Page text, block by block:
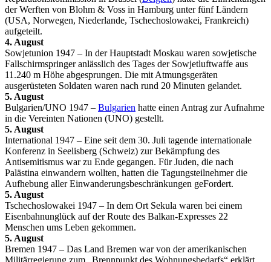
der Werften von Blohm & Voss in Hamburg unter fünf Ländern
(USA, Norwegen, Niederlande, Tschechoslowakei, Frankreich)
aufgeteilt.
4. August
Sowjetunion 1947 – In der Hauptstadt Moskau waren sowjetische
Fallschirmspringer anlässlich des Tages der Sowjetluftwaffe aus
11.240 m Höhe abgesprungen. Die mit Atmungsgeräten
ausgerüsteten Soldaten waren nach rund 20 Minuten gelandet.
5. August
Bulgarien/UNO 1947 – Bulgarien hatte einen Antrag zur Aufnahme
in die Vereinten Nationen (UNO) gestellt.
5. August
International 1947 – Eine seit dem 30. Juli tagende internationale
Konferenz in Seelisberg (Schweiz) zur Bekämpfung des
Antisemitismus war zu Ende gegangen. Für Juden, die nach
Palästina einwandern wollten, hatten die Tagungsteilnehmer die
Aufhebung aller Einwanderungsbeschränkungen geFordert.
5. August
Tschechoslowakei 1947 – In dem Ort Sekula waren bei einem
Eisenbahnunglück auf der Route des Balkan-Expresses 22
Menschen ums Leben gekommen.
5. August
Bremen 1947 – Das Land Bremen war von der amerikanischen